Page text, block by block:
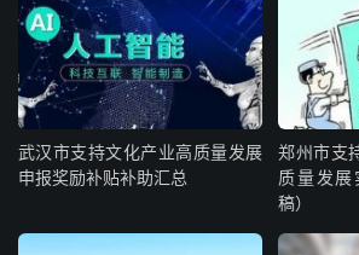
武汉市支持文化产业高质量发展
申报奖励补贴补助汇总
郑州市支
质量发展
稿）